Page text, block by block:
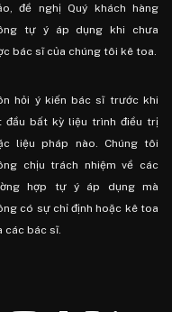
đề nghị Quý khách hàng
tự ý áp dụng khi chưa
bác sĩ của chúng tôi kê toa.
hỏi ý kiến ​​bác sĩ trước khi
đầu bất kỳ liệu trình điều trị
liệu pháp nào. Chúng tôi
chịu trách nhiệm về các
hợp tự ý áp dụng mà
có sự chỉ định hoặc kê toa
các bác sĩ.